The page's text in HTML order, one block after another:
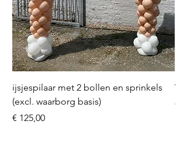
ijsjespilaar met 2 bollen en sprinkels
(excl. waarborg basis)
Prijs
€ 125,00
Prijs
€